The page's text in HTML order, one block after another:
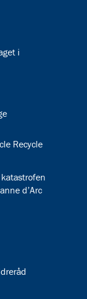
i
Recycle
d’Arc